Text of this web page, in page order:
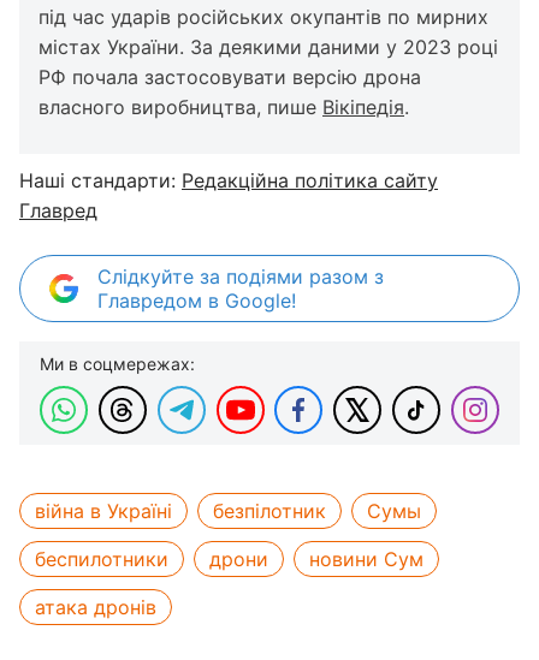
під час ударів російських окупантів по мирних
містах України. За деякими даними у 2023 році
РФ почала застосовувати версію дрона
власного виробництва, пише Вікіпедія.
Наші стандарти: Редакційна політика сайту
Главред
Слідкуйте за подіями разом з
Главредом в Google!
Ми в соцмережах:
війна в Україні безпілотник
Сумы
беспилотники
дрони
новини Сум
атака дронів